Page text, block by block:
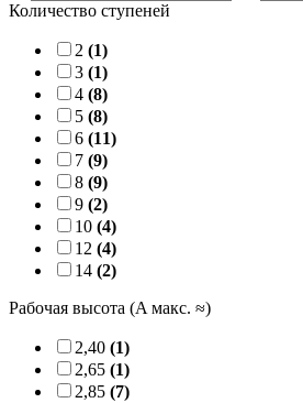
Количество ступеней
2 (1)
3 (1)
4 (8)
5 (8)
6 (11)
7 (9)
8 (9)
9 (2)
10 (4)
12 (4)
14 (2)
Рабочая высота (A макс. ≈)
2,40 (1)
2,65 (1)
2,85 (7)